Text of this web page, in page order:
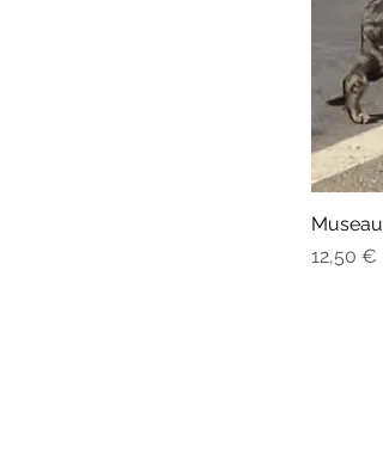
Museau
Prix
12,50 €